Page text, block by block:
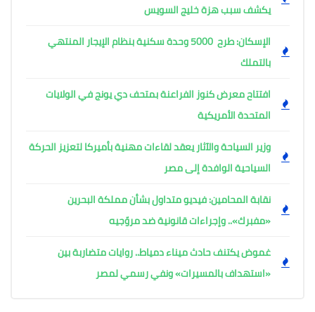
يكشف سبب هزة خليج السويس
الإسكان: طرح 5000 وحدة سكنية بنظام الإيجار المنتهي
بالتملك
افتتاح معرض كنوز الفراعنة بمتحف دي يونج في الولايات
المتحدة الأمريكية
وزير السياحة والآثار يعقد لقاءات مهنية بأميركا لتعزيز الحركة
السياحية الوافدة إلى مصر
نقابة المحامين: فيديو متداول بشأن مملكة البحرين
«مفبرك».. وإجراءات قانونية ضد مروّجيه
غموض يكتنف حادث ميناء دمياط.. روايات متضاربة بين
«استهداف بالمسيرات» ونفي رسمي لمصر